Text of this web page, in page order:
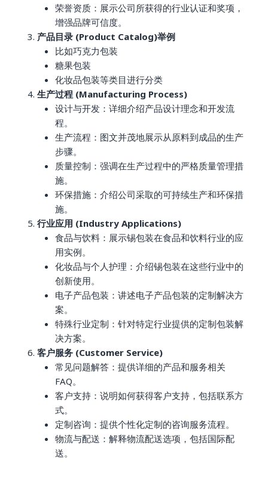
荣誉资质：展示公司所获得的行业认证和奖项，
增强品牌可信度。
产品目录 (Product Catalog)举例
比如巧克力包装
糖果包装
化妆品包装等类目进行分类
生产过程 (Manufacturing Process)
设计与开发：详细介绍产品设计理念和开发流
程。
生产流程：图文并茂地展示从原料到成品的生产
步骤。
质量控制：强调在生产过程中的严格质量管理措
施。
环保措施：介绍公司采取的可持续生产和环保措
施。
行业应用 (Industry Applications)
食品与饮料：展示锡包装在食品和饮料行业的应
用实例。
化妆品与个人护理：介绍锡包装在这些行业中的
创新使用。
电子产品包装：讲述电子产品包装的定制解决方
案。
特殊行业定制：针对特定行业提供的定制包装解
决方案。
客户服务 (Customer Service)
常见问题解答：提供详细的产品和服务相关
FAQ。
客户支持：说明如何获得客户支持，包括联系方
式。
定制咨询：提供个性化定制的咨询服务流程。
物流与配送：解释物流配送选项，包括国际配
送。